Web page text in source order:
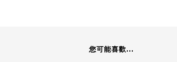
您可能喜歡...